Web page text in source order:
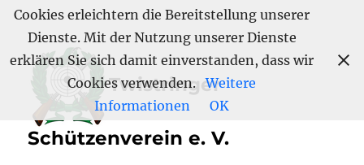
Twistringer
Schützenverein e. V.
Cookies erleichtern die Bereitstellung unserer
Dienste. Mit der Nutzung unserer Dienste
erklären Sie sich damit einverstanden, dass wir
Cookies verwenden. Weitere
Informationen
OK